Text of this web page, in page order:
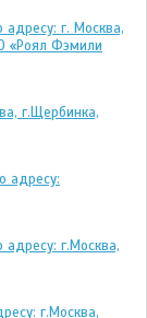
г. Москва,
«Роял Фэмили
г.Щербинка,
адресу:
адресу: г.Москва,
г.Москва,